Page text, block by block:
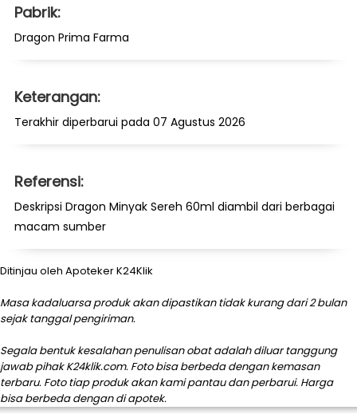
Pabrik:
Dragon Prima Farma
Keterangan:
Terakhir diperbarui pada 07 Agustus 2026
Referensi:
Deskripsi Dragon Minyak Sereh 60ml diambil dari berbagai
macam sumber
Ditinjau oleh Apoteker K24Klik
Masa kadaluarsa produk akan dipastikan tidak kurang dari 2 bulan
sejak tanggal pengiriman.
Segala bentuk kesalahan penulisan obat adalah diluar tanggung
jawab pihak K24klik.com. Foto bisa berbeda dengan kemasan
terbaru. Foto tiap produk akan kami pantau dan perbarui. Harga
bisa berbeda dengan di apotek.